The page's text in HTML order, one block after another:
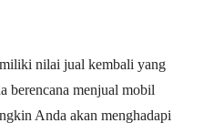
nilai jual kembali yang
berencana menjual mobil
Anda akan menghadapi